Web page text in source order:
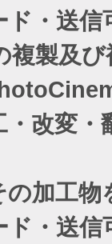
・送信
製及び
改変
加工物
・送信